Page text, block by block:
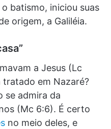
batismo, iniciou suas
origem, a Galiléia.
a Jesus (Lc
tratado em Nazaré?
se admira da
(Mc 6:6). É certo
no meio deles, e